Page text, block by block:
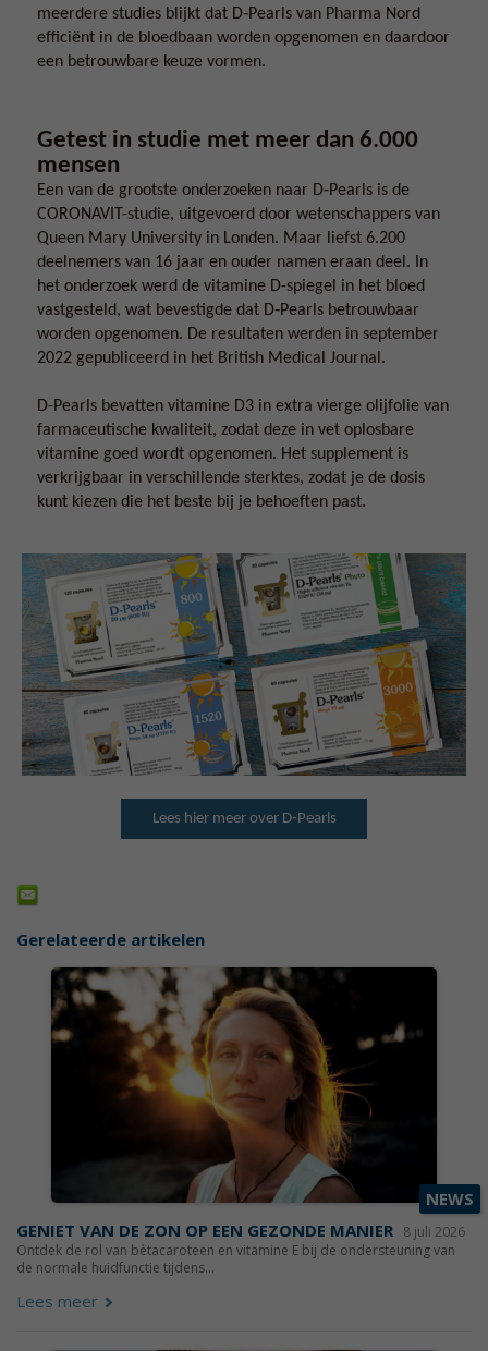
meerdere studies blijkt dat D‑Pearls van Pharma Nord
efficiënt in de bloedbaan worden opgenomen en daardoor
een betrouwbare keuze vormen.
Getest in studie met meer dan 6.000
mensen
Een van de grootste onderzoeken naar D‑Pearls is de
CORONAVIT-studie, uitgevoerd door wetenschappers van
Queen Mary University in Londen. Maar liefst 6.200
deelnemers van 16 jaar en ouder namen eraan deel. In
het onderzoek werd de vitamine D-spiegel in het bloed
vastgesteld, wat bevestigde dat D‑Pearls betrouwbaar
worden opgenomen. De resultaten werden in september
2022 gepubliceerd in het British Medical Journal.
D-Pearls bevatten vitamine D3 in extra vierge olijfolie van
farmaceutische kwaliteit, zodat deze in vet oplosbare
vitamine goed wordt opgenomen. Het supplement is
verkrijgbaar in verschillende sterktes, zodat je de dosis
kunt kiezen die het beste bij je behoeften past.
Lees hier meer over D‑Pearls
Gerelateerde artikelen
NEWS
GENIET VAN DE ZON OP EEN GEZONDE MANIER 8 juli 2026
Ontdek de rol van bètacaroteen en vitamine E bij de ondersteuning van
de normale huidfunctie tijdens...
Lees meer